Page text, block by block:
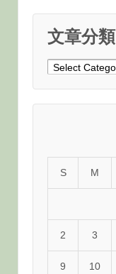
文章分類
文
S M
2 3
9 10